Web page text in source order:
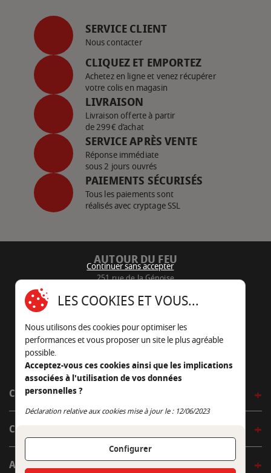
SERVICE CLIENT
Nous contacter
CLIQUEZ ET EMPORTEZ
Achetez en ligne et venez récupérer
votre colis en magasin
LIVRAISON
Livraison offerte à partir
de 299€ d’achat
SERVICE APRÈS VENTE
Réponse immédiate
sous 2 jours ouvrés
PAIEMENTS SÉCURISÉS
Tous les paiements sont
réalisés avec cryptage SSL
AUTOUR DU FEU
251 rue de la Génoise
05 45 22 98 09
Nous envoyer un e-mail
CÔTÉ OUTDOOR
CÔTÉ INDOOR
AUTOUR DE LA TABLE
Continuer sans accepter
LES COOKIES ET VOUS...
Nous utilisons des cookies pour optimiser les
performances et vous proposer un site le plus agréable
possible.
Acceptez-vous ces cookies ainsi que les implications
associées à l'utilisation de vos données
personnelles ?
Déclaration relative aux cookies mise à jour le : 12/06/2023
Configurer
Continuer sans accepter